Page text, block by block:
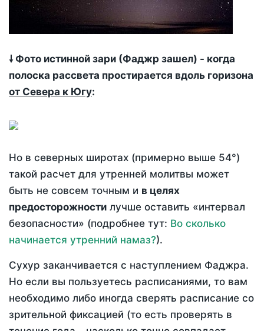
🠗 Фото истинной зари (Фаджр зашел) - когда
полоска рассвета простирается вдоль горизона
от Севера к Югу:
Но в северных широтах (примерно выше 54°)
такой расчет для утренней молитвы может
быть не совсем точным и в целях
предосторожности лучше оставить «интервал
безопасности» (подробнее тут: Во сколько
начинается утренний намаз?).
Сухур заканчивается с наступлением Фаджра.
Но если вы пользуетесь расписаниями, то вам
необходимо либо иногда сверять расписание со
зрительной фиксацией (то есть проверять в